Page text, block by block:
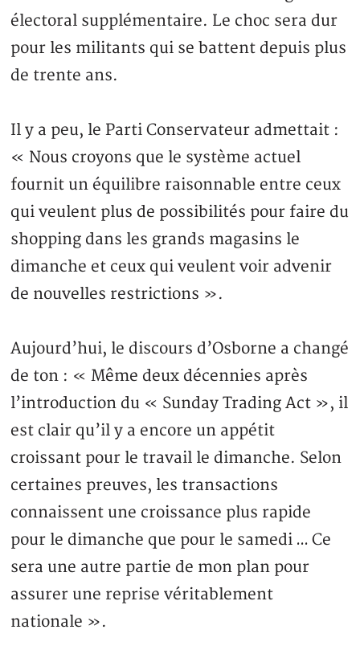
électoral supplémentaire. Le choc sera dur
pour les militants qui se battent depuis plus
de trente ans.
Il y a peu, le Parti Conservateur admettait :
« Nous croyons que le système actuel
fournit un équilibre raisonnable entre ceux
qui veulent plus de possibilités pour faire du
shopping dans les grands magasins le
dimanche et ceux qui veulent voir advenir
de nouvelles restrictions ».
Aujourd’hui, le discours d’Osborne a changé
de ton : « Même deux décennies après
l’introduction du « Sunday Trading Act », il
est clair qu’il y a encore un appétit
croissant pour le travail le dimanche. Selon
certaines preuves, les transactions
connaissent une croissance plus rapide
pour le dimanche que pour le samedi … Ce
sera une autre partie de mon plan pour
assurer une reprise véritablement
nationale ».